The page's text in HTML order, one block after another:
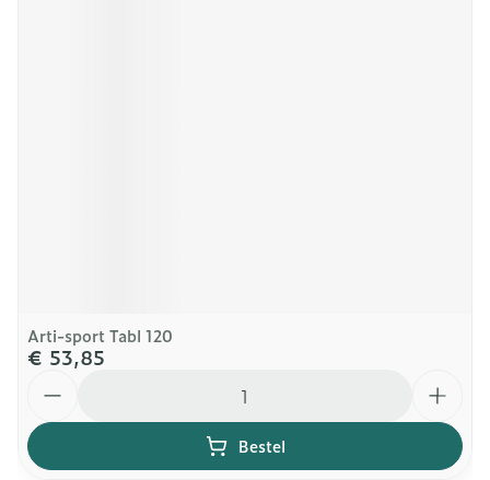
Arti-sport Tabl 120
€ 53,85
Bestel